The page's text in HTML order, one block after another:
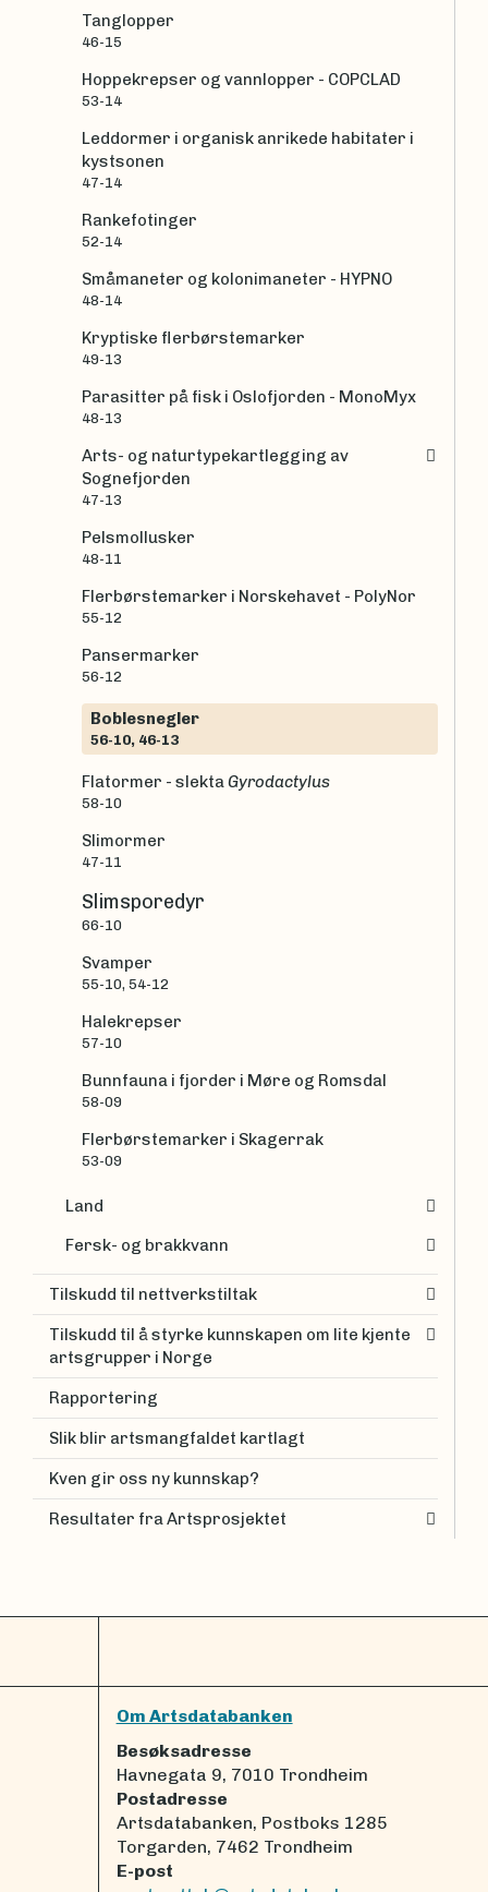
Tanglopper
46-15
Hoppekrepser og vannlopper - COPCLAD
53-14
Leddormer i organisk anrikede habitater i
kystsonen
47-14
Rankefotinger
52-14
Småmaneter og kolonimaneter - HYPNO
48-14
Kryptiske flerbørstemarker
49-13
Parasitter på fisk i Oslofjorden - MonoMyx
48-13
Arts- og naturtypekartlegging av
Sognefjorden
47-13
Pelsmollusker
48-11
Flerbørstemarker i Norskehavet - PolyNor
55-12
Pansermarker
56-12
Boblesnegler
56-10, 46-13
Flatormer - slekta Gyrodactylus
58-10
Slimormer
47-11
Slimsporedyr
66-10
Svamper
55-10, 54-12
Halekrepser
57-10
Bunnfauna i fjorder i Møre og Romsdal
58-09
Flerbørstemarker i Skagerrak
53-09
Land
Fersk- og brakkvann
Tilskudd til nettverkstiltak
Tilskudd til å styrke kunnskapen om lite kjente
artsgrupper i Norge
Rapportering
Slik blir artsmangfaldet kartlagt
Kven gir oss ny kunnskap?
Resultater fra Artsprosjektet
Om Artsdatabanken
Besøksadresse
Havnegata 9, 7010 Trondheim
Postadresse
Artsdatabanken, Postboks 1285
Torgarden, 7462 Trondheim
E-post